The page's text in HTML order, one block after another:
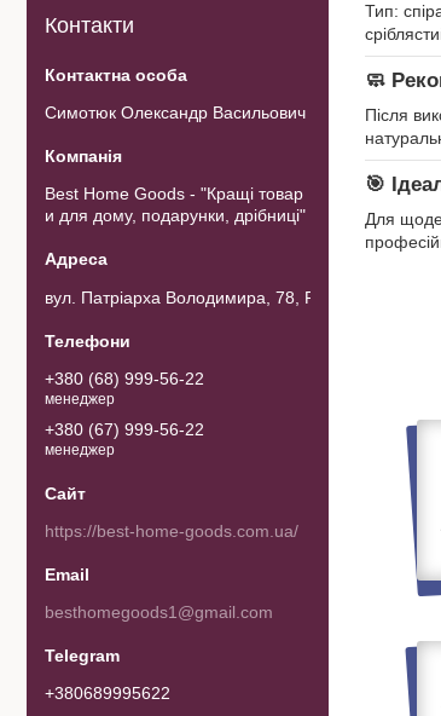
Тип:
🧼
Після
🎯
Для
Контакти
Симотюк Олександр Васильович
Best Home Goods - "Кращі товар
и для дому, подарунки, дрібниці"
вул. Патріарха Володимира, 78, Рожнов, Україна
+380 (68) 999-56-22
менеджер
+380 (67) 999-56-22
менеджер
https://best-home-goods.com.ua/
besthomegoods1@gmail.com
+380689995622